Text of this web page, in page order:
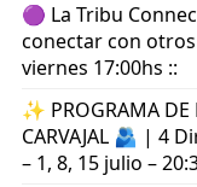
🟣 La Tribu
conectar con
viernes 17:00hs ::
✨ PROGRAMA
CARVAJAL 🫂 | 4
– 1, 8, 15 julio –